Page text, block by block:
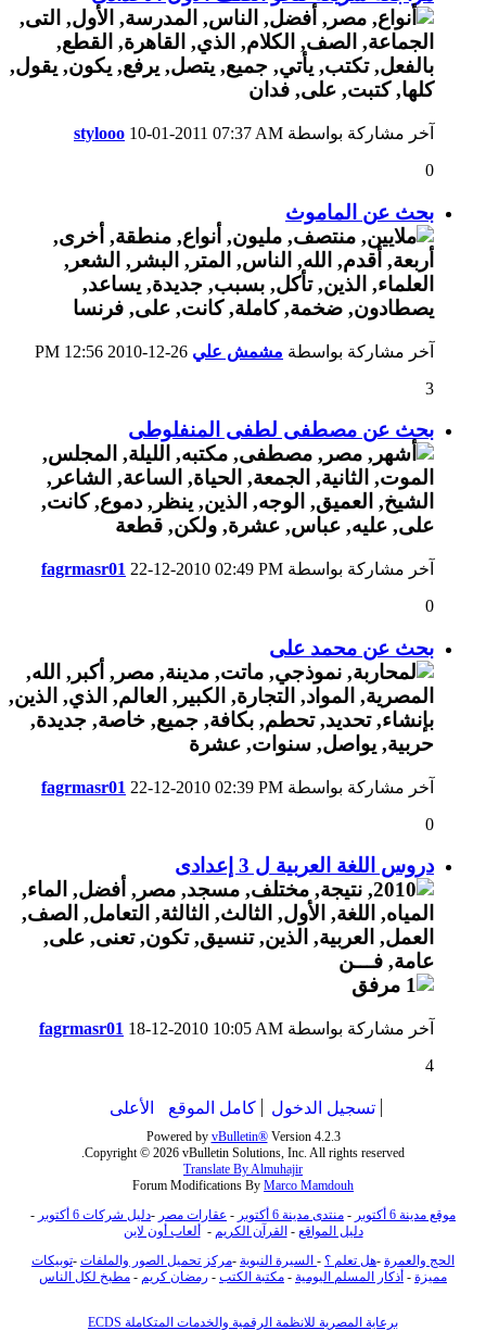
آخر مشاركة بواسطة stylooo 10-01-2011 07:37 AM
0
بحث عن الماموث
آخر مشاركة بواسطة مشمش علي
12:56 PM
3
بحث عن مصطفى لطفى المنفلوطى
آخر مشاركة بواسطة fagrmasr01 22-12-2010 02:49 PM
0
بحث عن محمد على
آخر مشاركة بواسطة fagrmasr01 22-12-2010 02:39 PM
0
دروس اللغة العربية ل 3 إعدادى
آخر مشاركة بواسطة fagrmasr01 18-12-2010 10:05 AM
4
تسجيل الدخول كامل الموقع الأعلى
Powered by vBulletin®Version 4.2.3
Copyright © 2026 vBulletin Solutions, Inc. All rights reserved.
Translate By Almuhajir
Forum Modifications By Marco Mamdouh
موقع مدينة 6 أكتوبر
- منتدى مدينة 6 أكتوبر - عقارات مصر -دليل شركات 6 أكتوبر
-
دليل المواقع - القرآن الكريم -
ألعاب أون لاين
الحج والعمرة -هل تعلم ؟ - السيرة النبوية -مركز تحميل الصور والملفات -توبيكات
مميزة - أذكار المسلم اليومية - مكتبة الكتب - رمضان كريم - مطبخ لكل الناس
برعاية المصرية للانظمة الرقمية والخدمات المتكاملة ECDS